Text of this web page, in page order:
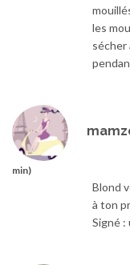
les
sécher
min)
Blond
à ton
Signé